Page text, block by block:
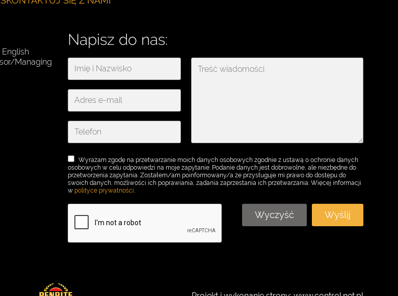
English
Managing
Napisz do nas:
Wyrażam zgodę na przetwarzanie moich danych osobowych zgodnie z ustawą o ochronie danych
osobowych w celu odpowiedzi na moje zapytanie. Podanie danych jest dobrowolne, ale niezbędne do
przetworzenia zapytania. Zostałem/am poinformowany/a że przysługuje mi prawo do dostępu do
swoich danych, możliwości ich poprawiania, żądania zaprzestania ich przetwarzania. Więcej informacji
w polityce prywatności.
Wyczyść Wyślij